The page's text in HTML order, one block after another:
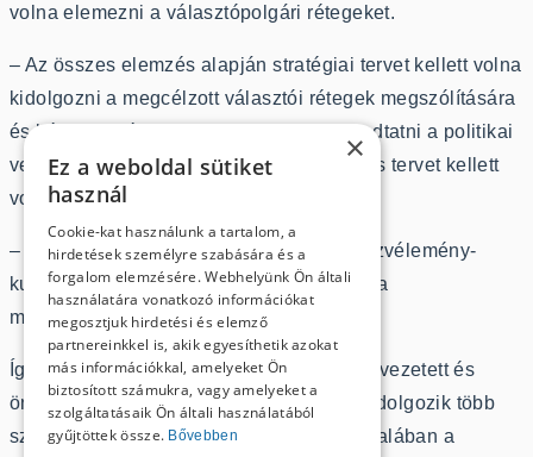
volna elemezni a választópolgári rétegeket.
– Az összes elemzés alapján stratégiai tervet kellett volna
kidolgozni a megcélzott választói rétegek megszólítására
és képviseletére. Ezt el kellett volna fogadtatni a politikai
vezetésben és cselekvési, kommunikációs tervet kellett
volna készíteni.
– Rendszeres, saját vagy megvásárolt közvélemény-
kutatásokkal kellene ellenőrizni a stratégia
megvalósításának útját.
Így cselekedett volna egy átlagos szinten vezetett és
önmagát a parlamentbe képzelő párt. Így dolgozik több
száz profin vezetett párt Európában és általában a
×
Ez a weboldal sütiket
használ
Cookie-kat használunk a tartalom, a
hirdetések személyre szabására és a
forgalom elemzésére. Webhelyünk Ön általi
használatára vonatkozó információkat
megosztjuk hirdetési és elemző
partnereinkkel is, akik egyesíthetik azokat
más információkkal, amelyeket Ön
biztosított számukra, vagy amelyeket a
szolgáltatásaik Ön általi használatából
gyűjtöttek össze. Bővebben